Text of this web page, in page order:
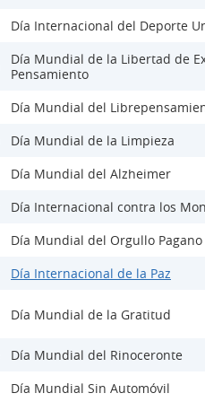
Día Internacional del Deporte
Día Mundial de la Libertad de
Pensamiento
Día Mundial del
Día Mundial de la Limpieza
Día Mundial del Alzheimer
Día Internacional contra los
Día Mundial del Orgullo Pagano
Día Internacional de la Paz
Día Mundial de la Gratitud
Día Mundial del Rinoceronte
Día Mundial Sin Automóvil